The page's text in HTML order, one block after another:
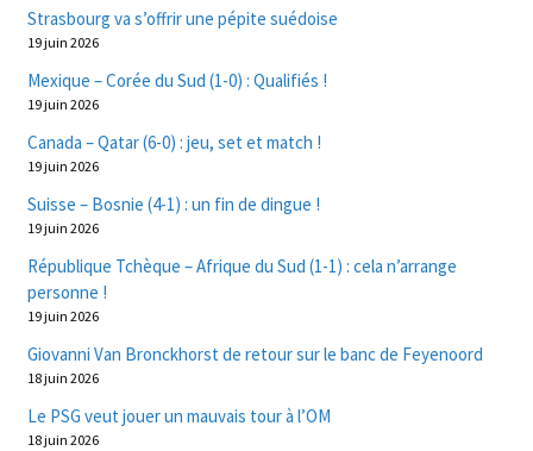
Strasbourg va s’offrir une pépite suédoise
19 juin 2026
Mexique – Corée du Sud (1-0) : Qualifiés !
19 juin 2026
Canada – Qatar (6-0) : jeu, set et match !
19 juin 2026
Suisse – Bosnie (4-1) : un fin de dingue !
19 juin 2026
République Tchèque – Afrique du Sud (1-1) : cela n’arrange
personne !
19 juin 2026
Giovanni Van Bronckhorst de retour sur le banc de Feyenoord
18 juin 2026
Le PSG veut jouer un mauvais tour à l’OM
18 juin 2026